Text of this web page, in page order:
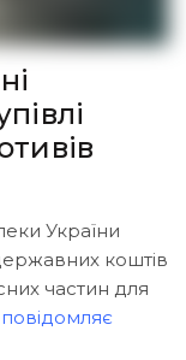
України
коштів
частин для
повідомляє